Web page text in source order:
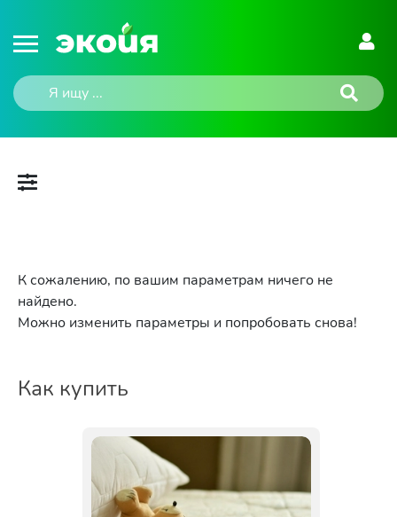
К сожалению, по вашим параметрам ничего не
найдено.
Можно изменить параметры и попробовать снова!
Как купить